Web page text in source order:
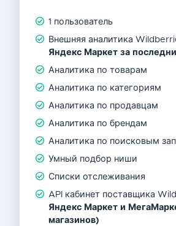
1 пользователь
Внешняя аналитика
Яндекс Маркет за
Аналитика по товарам
Аналитика по категориям
Аналитика по продавцам
Аналитика по брендам
Аналитика по поисковым
Умный подбор ниши
Списки отслеживания
API кабинет поставщика
Яндекс Маркет и
магазинов)